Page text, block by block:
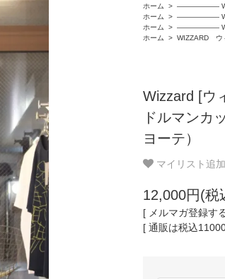
ホーム
> ――――――
ホーム
> ――――――
ホーム
> ――――――
ホーム
> WIZZARD ウ
Wizzard [ウ
ドルマンカ
ヨーテ）
マイリスト追加
12,000円(税
[ メルマガ登録す
[ 通販は税込